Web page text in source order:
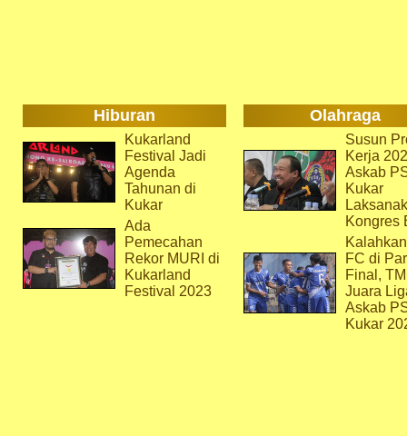
Hiburan Olahraga
Kukarland
Festival Jadi
Agenda
Tahunan di
Kukar
Ada
Pemecahan
Rekor MURI di
Kukarland
Festival 2023
Susun
Kerja
Askab
Kukar
Kongres
FC di
Final,
Juara
Askab
Kukar